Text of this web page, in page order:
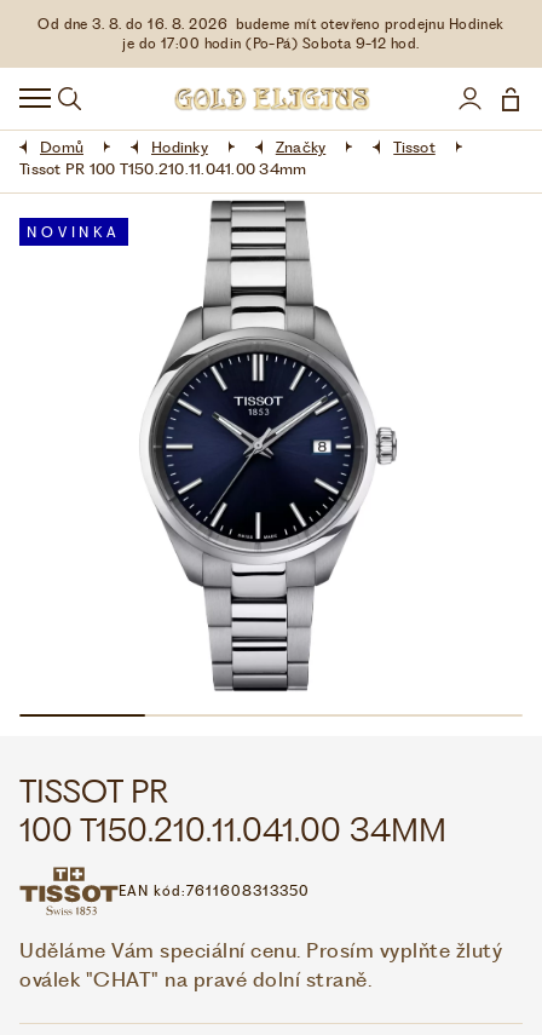
Od dne 3. 8. do 16. 8. 2026 budeme mít otevřeno prodejnu Hodinek
je do 17:00 hodin (Po-Pá) Sobota 9-12 hod.
HODINKY
DOPLŇKY
ŠPERKY
AKCE
LIMITOVANÉ EDICE
VŠE O NÁKUPU
WHATSAPP
VOLEJTE 9:00–18:00+420 775 138 346
Domů Hodinky Značky
Tissot
Tissot PR 100 T150.210.11.041.00 34mm
NOVINKA
TISSOT PR
100 T150.210.11.041.00 34MM
EAN kód:7611608313350
Uděláme Vám speciální cenu. Prosím vyplňte žlutý
oválek "CHAT" na pravé dolní straně.